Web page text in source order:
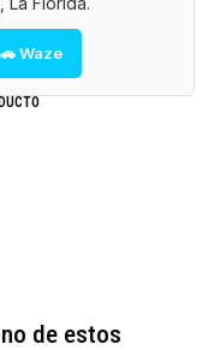
🚗 Waze
de estos